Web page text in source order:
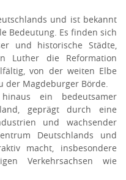
und ist bekannt
Bedeutung. Es finden sich
und historische Städte,
Luther die Reformation
von der weiten Elbe
der Magdeburger Börde.
ein bedeutsamer
geprägt durch eine
und wachsender
Deutschlands und
macht, insbesondere
Verkehrsachsen wie